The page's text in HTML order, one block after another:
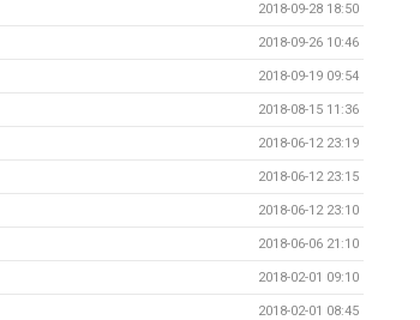
2018-09-28 18:50
2018-09-26 10:46
2018-09-19 09:54
2018-08-15 11:36
2018-06-12 23:19
2018-06-12 23:15
2018-06-12 23:10
2018-06-06 21:10
2018-02-01 09:10
2018-02-01 08:45